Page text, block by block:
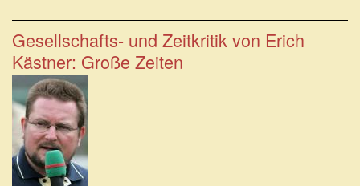
und
ihre
Vergänglichkeit
Gesellschafts- und Zeitkritik von Erich
Kästner: Große Zeiten